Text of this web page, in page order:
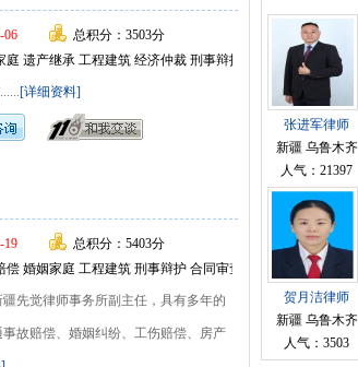
06
总积分：3503分
遗产继承 工程建筑 经济仲裁 刑事辩护 常年顾问
[详细资料]
19
总积分：5403分
婚姻家庭 工程建筑 刑事辩护 合同审查 文书代理
先觉律师事务所副主任，具有多年的
故赔偿、婚姻纠纷、工伤赔偿、房产
张进军律师
新疆 乌鲁木齐
人气：21397
贺月洁律师
新疆 乌鲁木齐
人气：3503